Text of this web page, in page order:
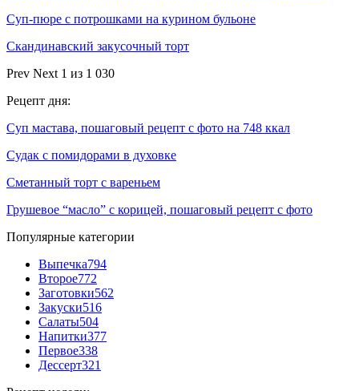
Суп-пюре с потрошками на курином бульоне
Скандинавский закусочный торт
Prev Next 1 из 1 030
Рецепт дня:
Суп мастава, пошаговый рецепт с фото на 748 ккал
Судак с помидорами в духовке
Сметанный торт с вареньем
Грушевое “масло” с корицей, пошаговый рецепт с фото
Популярные категории
Выпечка794
Второе772
Заготовки562
Закуски516
Салаты504
Напитки377
Первое338
Дессерт321